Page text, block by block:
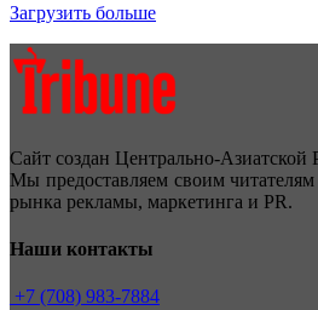
Загрузить больше
Сайт создан Центрально-
Мы предоставляем своим
рынка рекламы, маркетинга и PR.
Наши контакты
+7 (708) 983-7884